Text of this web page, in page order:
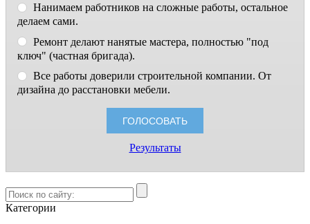
Нанимаем работников на сложные работы, остальное
делаем сами.
Ремонт делают нанятые мастера, полностью "под
ключ" (частная бригада).
Все работы доверили строительной компании. От
дизайна до расстановки мебели.
Результаты
Категории